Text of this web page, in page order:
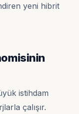
yeni hibrit
istihdam
çalışır.